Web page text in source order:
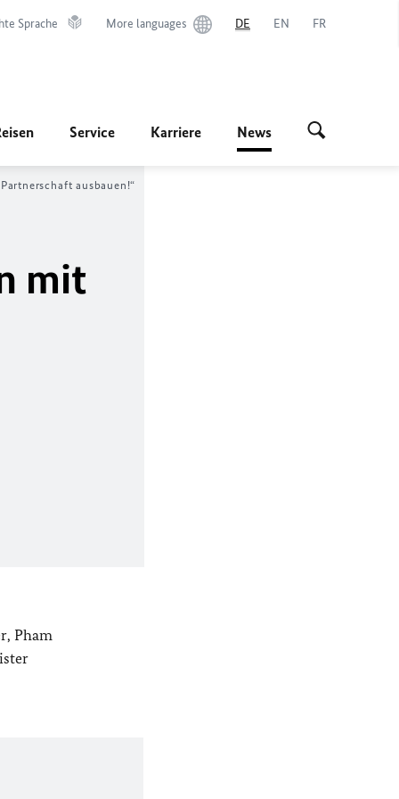
Sprache More languages DE EN FR
Service Karriere News
ausbauen!“
mit
Pham